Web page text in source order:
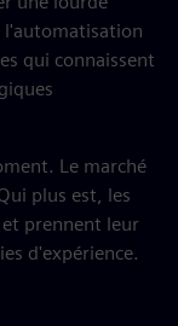
l'automatisation
qui connaissent
Le marché
plus est, les
prennent leur
d'expérience.